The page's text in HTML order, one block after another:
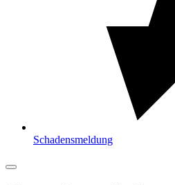
Schadensmeldung